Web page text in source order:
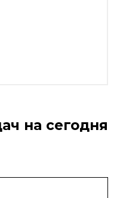
на сегодня